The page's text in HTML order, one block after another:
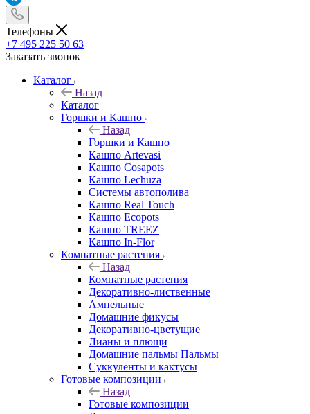
Телефоны
+7 495 225 50 63
Заказать звонок
Каталог
Назад
Каталог
Горшки и Кашпо
Назад
Горшки и Кашпо
Кашпо Artevasi
Кашпо Cosapots
Кашпо Lechuza
Системы автополива
Кашпо Real Touch
Кашпо Ecopots
Кашпо TREEZ
Кашпо In-Flor
Комнатные растения
Назад
Комнатные растения
Декоративно-лиственные
Ампельные
Домашние фикусы
Декоративно-цветущие
Лианы и плющи
Домашние пальмы Пальмы
Суккуленты и кактусы
Готовые композиции
Назад
Готовые композиции